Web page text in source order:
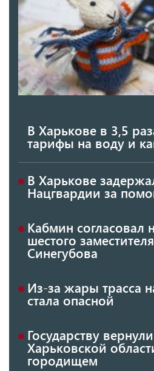
В Харькове в 3,5
тарифы на воду и
В Харькове
Нацгвардии за
Кабмин согласовал
шестого
Синегубова
Из-за жары трасса
стала опасной
Государству
Харьковской
городищем